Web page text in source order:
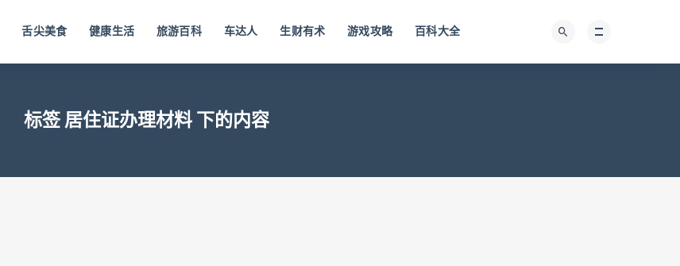
舌尖美食 健康生活 旅游百科 车达人 生财有术 游戏攻略 百科大全
标签 居住证办理材料 下的内容